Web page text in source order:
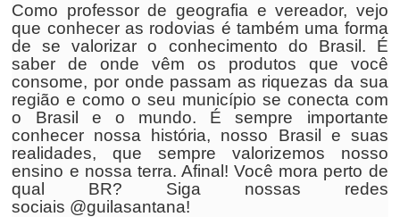
Como professor de geografia e vereador, vejo
que conhecer as rodovias é também uma forma
de se valorizar o conhecimento do Brasil. É
saber de onde vêm os produtos que você
consome, por onde passam as riquezas da sua
região e como o seu município se conecta com
o Brasil e o mundo. É sempre importante
conhecer nossa história, nosso Brasil e suas
realidades, que sempre valorizemos nosso
ensino e nossa terra. Afinal! Você mora perto de
qual BR? Siga nossas redes
sociais @guilasantana!